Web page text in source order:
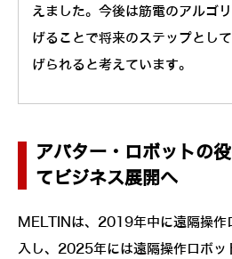
えました。今後は筋電のアルゴ
げることで将来のステップとし
げられると考えています。
アバター・ロボットの
てビジネス展開へ
MELTINは、2019年中に遠隔操作
入し、2025年には遠隔操作ロボッ